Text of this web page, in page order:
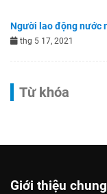
Người lao động nước
thg 5 17, 2021
Từ khóa
Giới thiệu chung